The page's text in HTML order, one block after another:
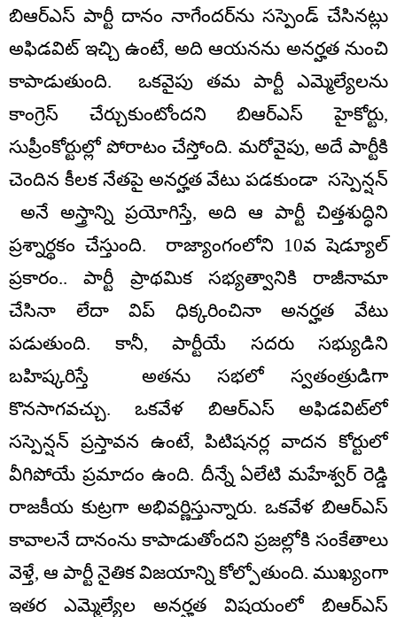
బిఆర్ఎస్ పార్టీ దానం నాగేందర్‌ను సస్పెండ్ చేసినట్లు
అఫిడవిట్ ఇచ్చి ఉంటే, అది ఆయనను అనర్హత నుంచి
కాపాడుతుంది. ఒకవైపు తమ పార్టీ ఎమ్మెల్యేలను
కాంగ్రెస్ చేర్చుకుంటోందని బిఆర్ఎస్ హైకోర్టు,
సుప్రీంకోర్టుల్లో పోరాటం చేస్తోంది. మరోవైపు, అదే పార్టీకి
చెందిన కీలక నేతపై అనర్హత వేటు పడకుండా సస్పెన్షన్
అనే అస్త్రాన్ని ప్రయోగిస్తే, అది ఆ పార్టీ చిత్తశుద్ధిని
ప్రశ్నార్థకం చేస్తుంది. రాజ్యాంగంలోని 10వ షెడ్యూల్
ప్రకారం.. పార్టీ ప్రాథమిక సభ్యత్వానికి రాజీనామా
చేసినా లేదా విప్ ధిక్కరించినా అనర్హత వేటు
పడుతుంది. కానీ, పార్టీయే సదరు సభ్యుడిని
బహిష్కరిస్తే అతను సభలో స్వతంత్రుడిగా
కొనసాగవచ్చు. ఒకవేళ బిఆర్ఎస్ అఫిడవిట్‌లో
సస్పెన్షన్ ప్రస్తావన ఉంటే, పిటిషనర్ల వాదన కోర్టులో
వీగిపోయే ప్రమాదం ఉంది. దీన్నే ఏలేటి మహేశ్వర్ రెడ్డి
రాజకీయ కుట్రగా అభివర్ణిస్తున్నారు. ఒకవేళ బిఆర్ఎస్
కావాలనే దానంను కాపాడుతోందని ప్రజల్లోకి సంకేతాలు
వెళ్తే, ఆ పార్టీ నైతిక విజయాన్ని కోల్పోతుంది. ముఖ్యంగా
ఇతర ఎమ్మెల్యేల అనర్హత విషయంలో బిఆర్ఎస్